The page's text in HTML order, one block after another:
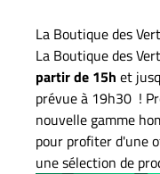
La Boutique des
La Boutique des
partir de 15h et
prévue à 19h30 !
nouvelle gamme
pour profiter d'une
une sélection de